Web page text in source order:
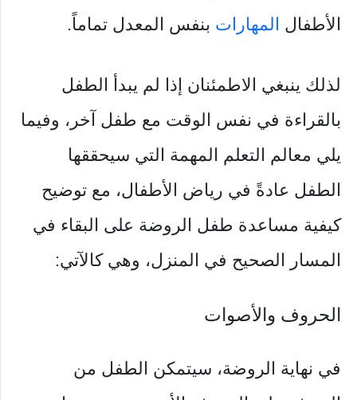
الأطفال المهارات بنفس المعدل تماماً.
لذلك ينبغي الاطمئنان إذا لم يبدأ الطفل
بالقراءة في نفس الوقت مع طفل آخر، وفيما
يلي معالم التعلم المهمة التي سيحققها
الطفل عادةً في رياض الأطفال، مع توضيح
كيفية مساعدة طفل الروضة على البقاء في
المسار الصحيح في المنزل، وهي كالآتي:
الحروف والأصوات
في نهاية الروضة، سيتمكن الطفل من